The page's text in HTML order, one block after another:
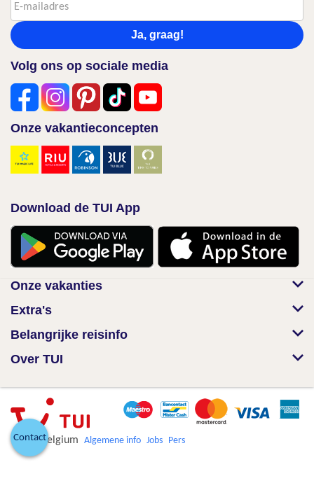
Ja, graag!
Volg ons op sociale media
Onze vakantieconcepten
Download de TUI App
Onze vakanties
Extra's
Belangrijke reisinfo
Over TUI
© TUI Belgium Algemene info Jobs Pers
Contact